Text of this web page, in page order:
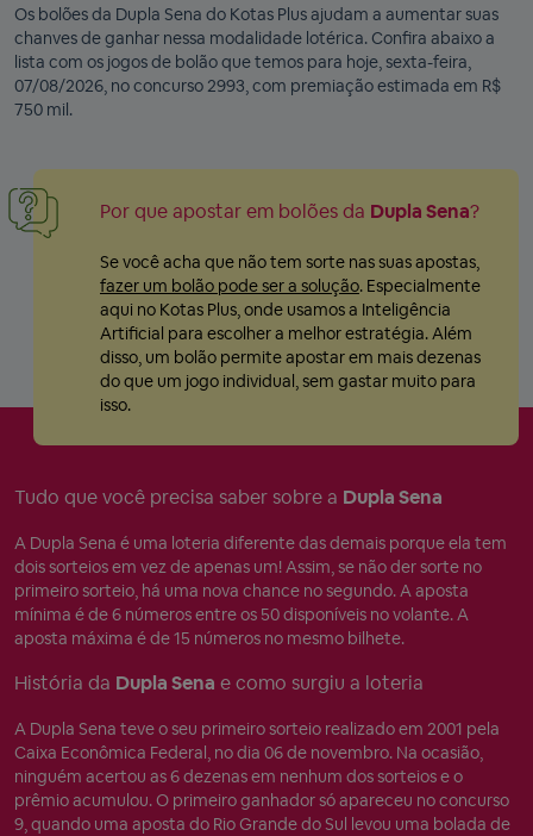
Os bolões da Dupla Sena do Kotas Plus ajudam a aumentar suas
chanves de ganhar nessa modalidade lotérica. Confira abaixo a
lista com os jogos de bolão que temos para hoje, sexta-feira,
07/08/2026, no concurso 2993, com premiação estimada em R$
750 mil.
Por que apostar em bolões da Dupla Sena?
Se você acha que não tem sorte nas suas apostas,
fazer um bolão pode ser a solução. Especialmente
aqui no Kotas Plus, onde usamos a Inteligência
Artificial para escolher a melhor estratégia. Além
disso, um bolão permite apostar em mais dezenas
do que um jogo individual, sem gastar muito para
isso.
Tudo que você precisa saber sobre a Dupla Sena
A Dupla Sena é uma loteria diferente das demais porque ela tem
dois sorteios em vez de apenas um! Assim, se não der sorte no
primeiro sorteio, há uma nova chance no segundo. A aposta
mínima é de 6 números entre os 50 disponíveis no volante. A
aposta máxima é de 15 números no mesmo bilhete.
História da Dupla Sena e como surgiu a loteria
A Dupla Sena teve o seu primeiro sorteio realizado em 2001 pela
Caixa Econômica Federal, no dia 06 de novembro. Na ocasião,
ninguém acertou as 6 dezenas em nenhum dos sorteios e o
prêmio acumulou. O primeiro ganhador só apareceu no concurso
9, quando uma aposta do Rio Grande do Sul levou uma bolada de